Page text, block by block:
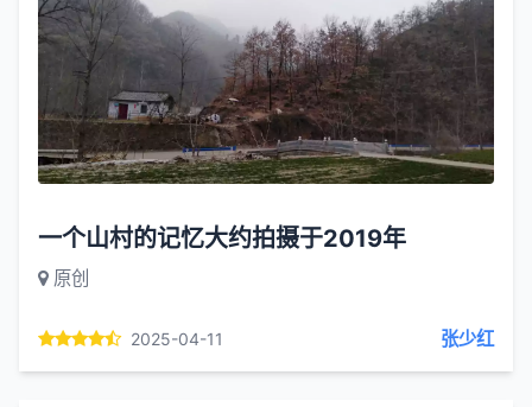
一个山村的记忆大约拍摄于2019年
原创
2025-04-11 张少红